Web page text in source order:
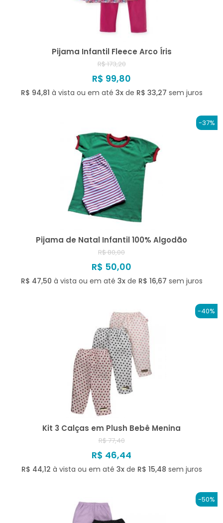
Pijama Infantil Fleece Arco Íris
R$ 173,20
R$ 99,80
R$ 94,81 à vista ou em até 3xde R$ 33,27 sem juros
-37%
Pijama de Natal Infantil 100% Algodão
R$ 80,00
R$ 50,00
R$ 47,50 à vista ou em até 3xde R$ 16,67 sem juros
-40%
Kit 3 Calças em Plush Bebê Menina
R$ 77,40
R$ 46,44
R$ 44,12 à vista ou em até 3xde R$ 15,48 sem juros
-50%